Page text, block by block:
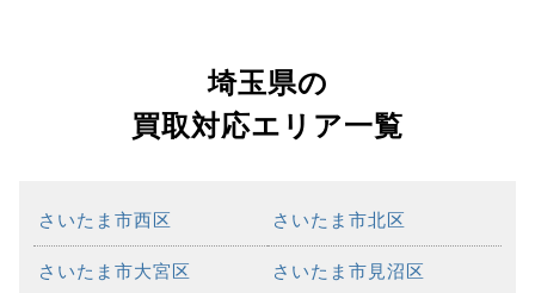
埼玉県の
買取対応エリア一覧
さいたま市西区 さいたま市北区
さいたま市大宮区 さいたま市見沼区